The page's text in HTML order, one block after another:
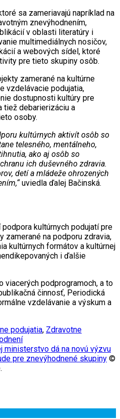
sa zameriavajú napríklad na
znevýhodnením,
v oblasti literatúry i
multimediálnych nosičov,
a webových sídel, ktoré
pre tieto skupiny osôb.
zamerané na kultúrne
vzdelávacie podujatia,
dostupnosti kultúry pre
tiež debarierizáciu a
osoby.
kultúrnych aktivít osôb so
telesného, mentálneho,
ako aj osôb so
ich duševného zdravia.
detí a mládeže ohrozených
uviedla ďalej Bačinská.
kultúrnych podujatí pre
zamerané na podporu zdravia,
kultúrnych formátov a kultúrnej
i ďalšie
viacerých podprogramoch, a to
činnosť, Periodická
vzdelávanie a výskum a
podujatia, Zdravotne
ministerstvo dá na novú výzvu
pre znevýhodnené skupiny ©